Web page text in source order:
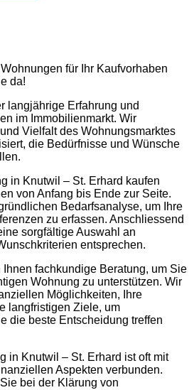
für Ihr Kaufvorhaben
da!
langjährige Erfahrung und
im Immobilienmarkt. Wir
Vielfalt des Wohnungsmarktes
die Bedürfnisse und Wünsche
in Knutwil – St. Erhard kaufen
von Anfang bis Ende zur Seite.
Bedarfsanalyse, um Ihre
zu erfassen. Anschliessend
sorgfältige Auswahl an
entsprechen.
fachkundige Beratung, um Sie
Wohnung zu unterstützen. Wir
Möglichkeiten, Ihre
langfristigen Ziele, um
die beste Entscheidung treffen
in Knutwil – St. Erhard ist oft mit
Aspekten verbunden.
bei der Klärung von